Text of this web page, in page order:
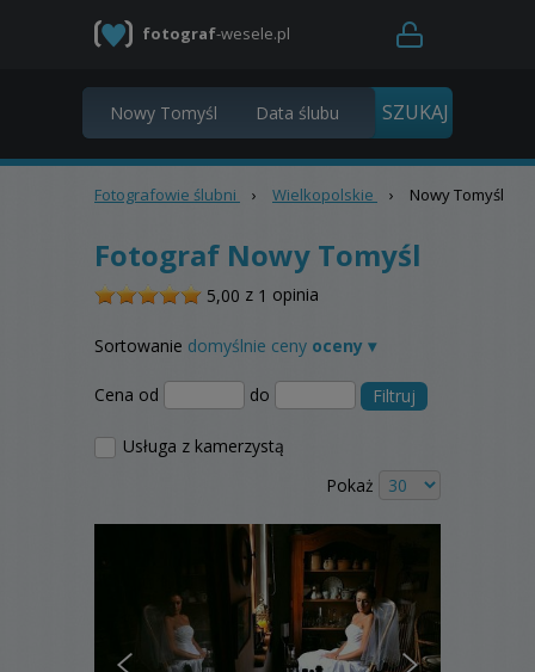
fotograf-wesele.pl
Fotografowie ślubni › Wielkopolskie › Nowy Tomyśl
Fotograf Nowy Tomyśl
5,00 /z 1 opinia
Sortowanie domyślnie ceny oceny ▾
Cena od do Filtruj
Usługa z kamerzystą
Pokaż